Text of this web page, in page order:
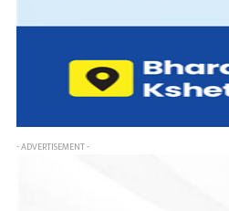
- ADVERTISEMENT -